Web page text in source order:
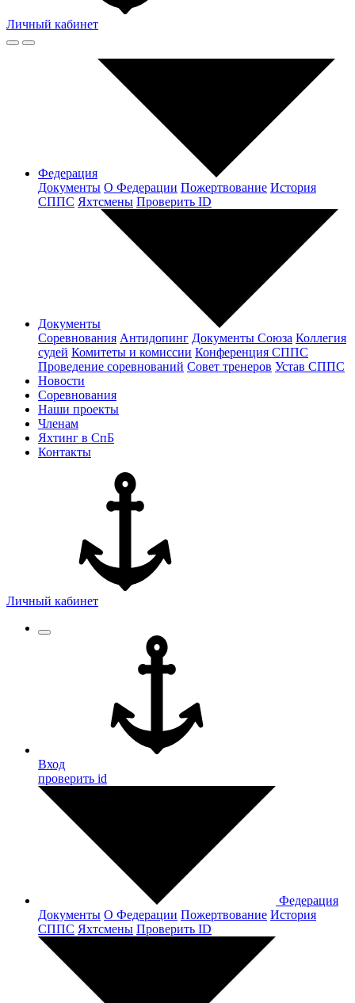
Личный кабинет
Федерация
Документы О Федерации Пожертвование История
СППС Яхтсмены Проверить ID
Документы
Соревнования Антидопинг Документы Cоюза Коллегия
судей Комитеты и комиссии Конференция СППС
Проведение соревнований Совет тренеров Устав СППС
Новости
Соревнования
Наши проекты
Членам
Яхтинг в СпБ
Контакты
Личный кабинет
Вход
проверить id
Федерация
Документы О Федерации Пожертвование История
СППС Яхтсмены Проверить ID